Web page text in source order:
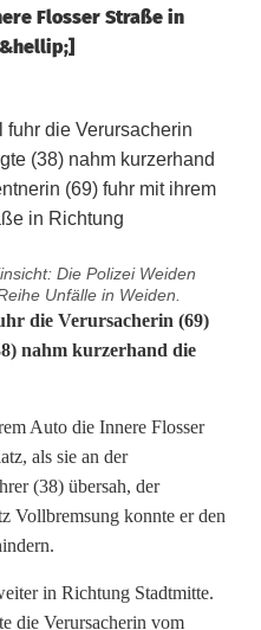
Flosser Straße in
Die Polizei Weiden
Unfälle in Weiden.
die Verursacherin (69)
nahm kurzerhand die
Auto die Innere Flosser
als sie an der
(38) übersah, der
Vollbremsung konnte er den
in Richtung Stadtmitte.
die Verursacherin vom